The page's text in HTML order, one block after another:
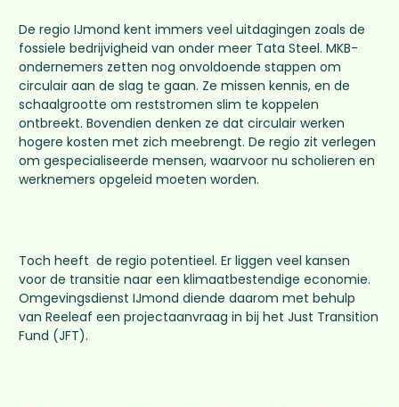
De regio IJmond kent immers veel uitdagingen zoals de
fossiele bedrijvigheid van onder meer Tata Steel. MKB-
ondernemers zetten nog onvoldoende stappen om
circulair aan de slag te gaan. Ze missen kennis, en de
schaalgrootte om reststromen slim te koppelen
ontbreekt. Bovendien denken ze dat circulair werken
hogere kosten met zich meebrengt. De regio zit verlegen
om gespecialiseerde mensen, waarvoor nu scholieren en
werknemers opgeleid moeten worden.
Toch heeft de regio potentieel. Er liggen veel kansen
voor de transitie naar een klimaatbestendige economie.
Omgevingsdienst IJmond diende daarom met behulp
van Reeleaf een projectaanvraag in bij het Just Transition
Fund (JFT).